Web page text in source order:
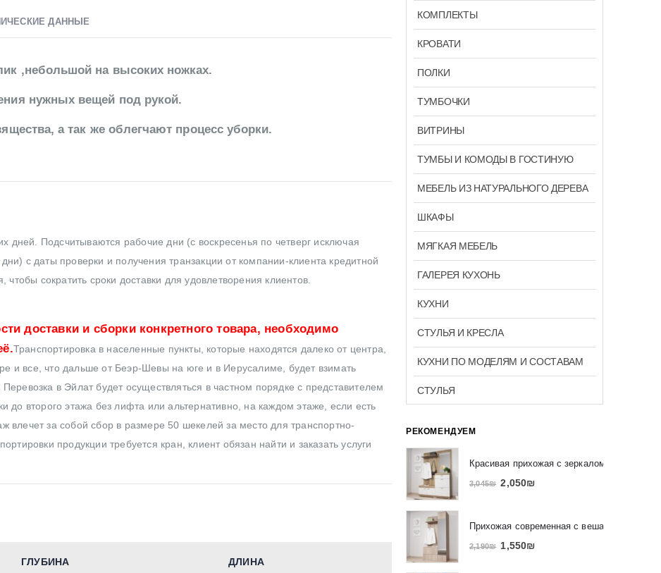
ДАННЫЕ
,небольшой на высоких ножках.
нужных вещей под рукой.
а так же облегчают процесс уборки.
дней. Подсчитываются рабочие дни (с воскресенья по четверг исключая
с даты проверки и получения транзакции от компании-клиента кредитной
сократить сроки доставки для удовлетворения клиентов.
доставки и сборки конкретного товара, необходимо
Транспортировка в населенные пункты, которые находятся далеко от центра,
и все, что дальше от Беэр-Шевы на юге и в Иерусалиме, будет взимать
в Эйлат будет осуществляться в частном порядке с представителем
до второго этажа без лифта или альтернативно, на каждом этаже, если есть
влечет за собой сбор в размере 50 шекелей за место для транспортно-
продукции требуется кран, клиент обязан найти и заказать услуги
ГЛУБИНА ДЛИНА
КОМПЛЕКТЫ
КРОВАТИ
ПОЛКИ
ТУМБОЧКИ
ВИТРИНЫ
ТУМБЫ И КОМОДЫ В ГОСТИНУЮ
МЕБЕЛЬ ИЗ НАТУРАЛЬНОГО ДЕРЕВА
ШКАФЫ
МЯГКАЯ МЕБЕЛЬ
ГАЛЕРЕЯ КУХОНЬ
КУХНИ
СТУЛЬЯ И КРЕСЛА
КУХНИ ПО МОДЕЛЯМ И СОСТАВАМ
СТУЛЬЯ
РЕКОМЕНДУЕМ
Красивая прихожая с зеркалом и вешалкой
3,045₪ 2,050₪
Прихожая современная с вешалкой и
2,190₪ 1,550₪